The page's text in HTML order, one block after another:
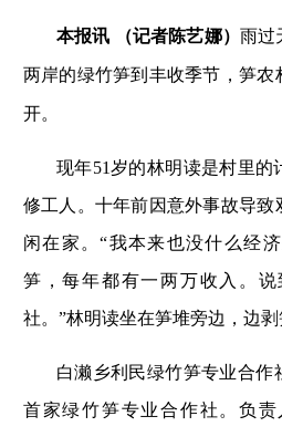
本报讯 （记者陈艺娜） 雨过
两岸的绿竹笋到丰收季节，笋
开。
现年51岁的林明读是村里的
修工人。十年前因意外事故导
闲在家。“我本来也没什么经
笋，每年都有一两万收入。
社。”林明读坐在笋堆旁边，边剥
白濑乡利民绿竹笋专业合作
首家绿竹笋专业合作社。负